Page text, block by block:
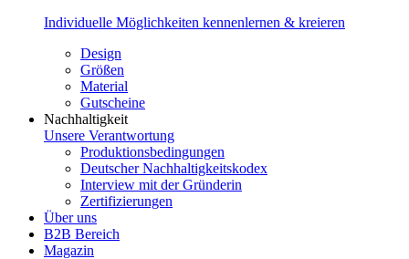
Individuelle Möglichkeiten kennenlernen & kreieren
Design
Größen
Material
Gutscheine
Nachhaltigkeit
Unsere Verantwortung
Produktionsbedingungen
Deutscher Nachhaltigkeitskodex
Interview mit der Gründerin
Zertifizierungen
Über uns
B2B Bereich
Magazin